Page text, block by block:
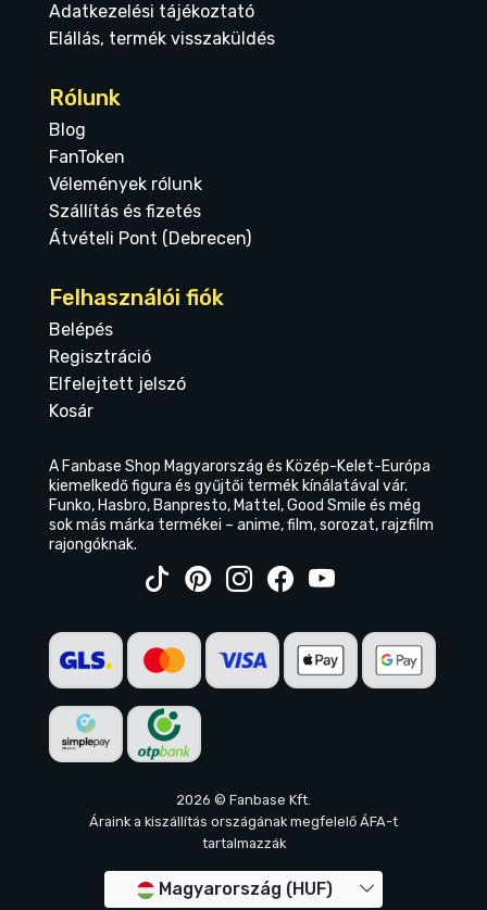
Adatkezelési tájékoztató
Elállás, termék visszaküldés
Rólunk
Blog
FanToken
Vélemények rólunk
Szállítás és fizetés
Átvételi Pont (Debrecen)
Felhasználói fiók
Belépés
Regisztráció
Elfelejtett jelszó
Kosár
A Fanbase Shop Magyarország és Közép-Kelet-Európa
kiemelkedő figura és gyűjtői termék kínálatával vár.
Funko, Hasbro, Banpresto, Mattel, Good Smile és még
sok más márka termékei – anime, film, sorozat, rajzfilm
rajongóknak.
2026 © Fanbase Kft.
Áraink a kiszállítás országának megfelelő ÁFA-t
tartalmazzák
Magyarország (HUF)